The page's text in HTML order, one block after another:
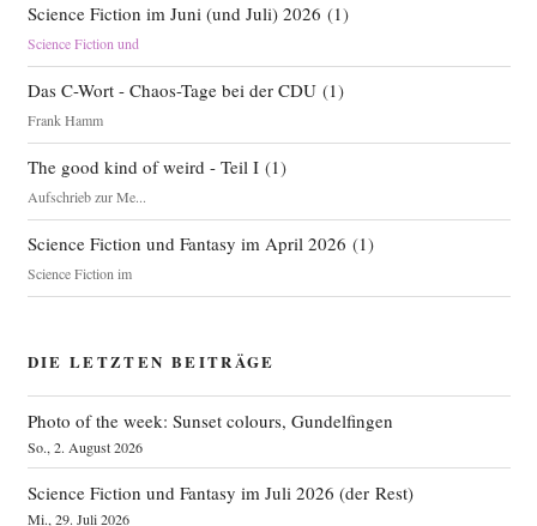
Science Fiction im Juni (und Juli) 2026 (1)
Science Fiction und
Das C-Wort - Chaos-Tage bei der CDU(1)
Frank Hamm
The good kind of weird - Teil I(1)
Aufschrieb zur Me...
Science Fiction und Fantasy im April 2026 (1)
Science Fiction im
DIE LETZTEN BEITRÄGE
Photo of the week: Sunset colours, Gundelfingen
So., 2. August 2026
Science Fiction und Fantasy im Juli 2026 (der Rest)
Mi., 29. Juli 2026